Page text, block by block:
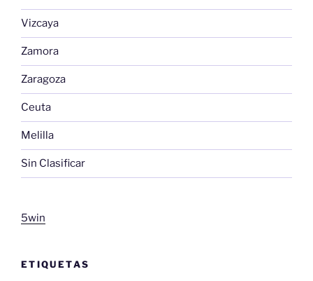
Vizcaya
Zamora
Zaragoza
Ceuta
Melilla
Sin Clasificar
5win
ETIQUETAS